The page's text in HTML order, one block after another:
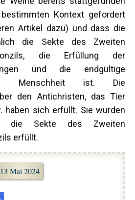
Kontext gefordert
Artikel dazu) und dass die
die Sekte des Zweiten
die Erfüllung der
und die endgültige
Menschheit ist. Die
den Antichristen, das Tier
haben sich erfüllt. Sie wurden
die Sekte des Zweiten
erfüllt.
13 Mai 2024